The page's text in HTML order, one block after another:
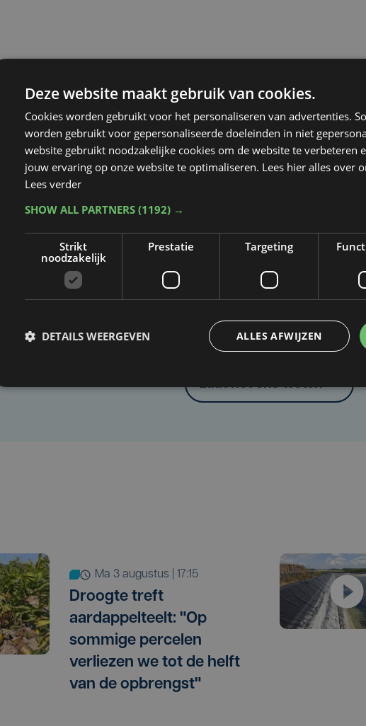
Heb je een taal- of schrijffout opgemerkt in
Laat het ons weten
ma 3 augustus | 17:15
Droogte treft
aardappelteelt: "Op
sommige percelen
verliezen we tot de helft
van de opbrengst"
Deze website maakt gebruik van cookies.
Cookies worden gebruikt voor het personaliseren van advertenties.
worden gebruikt voor gepersonaliseerde doeleinden in niet
website gebruikt noodzakelijke cookies om de website te verbeteren
jouw ervaring op onze website te optimaliseren. Lees hier alles over
Lees verder
SHOW ALL PARTNERS (1192) →
Strikt
noodzakelijk
Prestatie Targeting
ALLES AFWIJZEN
DETAILS WEERGEVEN